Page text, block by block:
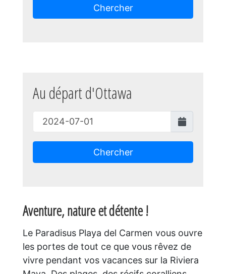
Chercher
Au départ d'Ottawa
Chercher
Aventure, nature et détente !
Le Paradisus Playa del Carmen vous ouvre
les portes de tout ce que vous rêvez de
vivre pendant vos vacances sur la Riviera